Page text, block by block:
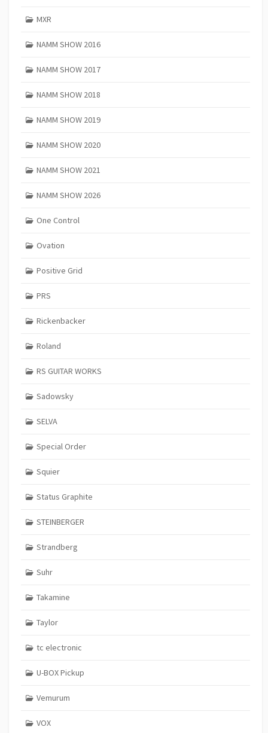
MXR
NAMM SHOW 2016
NAMM SHOW 2017
NAMM SHOW 2018
NAMM SHOW 2019
NAMM SHOW 2020
NAMM SHOW 2021
NAMM SHOW 2026
One Control
Ovation
Positive Grid
PRS
Rickenbacker
Roland
RS GUITAR WORKS
Sadowsky
SELVA
Special Order
Squier
Status Graphite
STEINBERGER
Strandberg
Suhr
Takamine
Taylor
tc electronic
U-BOX Pickup
Vemurum
VOX